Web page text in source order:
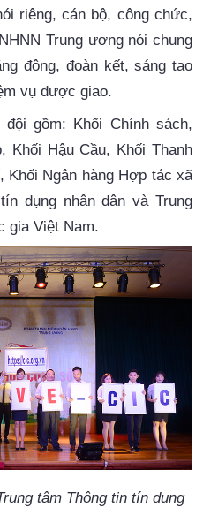
riêng, cán bộ, công chức,
Trung ương nói chung
động, đoàn kết, sáng tạo
vụ được giao.
gồm: Khối Chính sách,
Khối Hậu Cầu, Khối Thanh
Khối Ngân hàng Hợp tác xã
dụng nhân dân và Trung
gia Việt Nam.
tâm Thông tin tín dụng